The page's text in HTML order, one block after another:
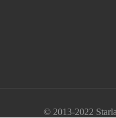
© 2013-2022